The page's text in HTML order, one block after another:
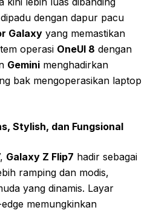
dengan dapur pacu
Galaxy yang memastikan
operasi OneUI 8 dengan
Gemini menghadirkan
bak mengoperasikan laptop
Stylish, dan Fungsional
Galaxy Z Flip7 hadir sebagai
ramping dan modis,
yang dinamis. Layar
memungkinkan